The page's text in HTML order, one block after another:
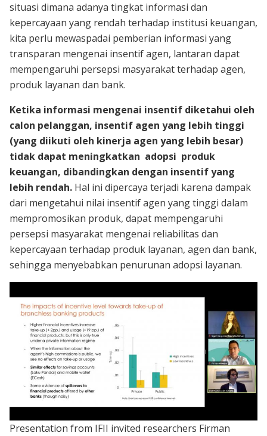
situasi dimana adanya tingkat informasi dan
kepercayaan yang rendah terhadap institusi keuangan,
kita perlu mewaspadai pemberian informasi yang
transparan mengenai insentif agen, lantaran dapat
mempengaruhi persepsi masyarakat terhadap agen,
produk layanan dan bank.
Ketika informasi mengenai insentif diketahui oleh
calon pelanggan, insentif agen yang lebih tinggi
(yang diikuti oleh kinerja agen yang lebih besar)
tidak dapat meningkatkan adopsi produk
keuangan, dibandingkan dengan insentif yang
lebih rendah. Hal ini dipercaya terjadi karena dampak
dari mengetahui nilai insentif agen yang tinggi dalam
mempromosikan produk, dapat mempengaruhi
persepsi masyarakat mengenai reliabilitas dan
kepercayaan terhadap produk layanan, agen dan bank,
sehingga menyebabkan penurunan adopsi layanan.
Presentation from IFII invited researchers Firman